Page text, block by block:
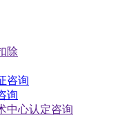
除
咨询
询
中心认定咨询